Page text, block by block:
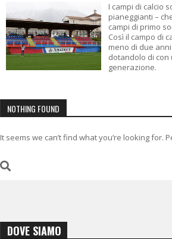
I campi di calcio
pianeggianti –
campi di primo
Così il campo di
meno di due
dotandolo di con
generazione.
NOTHING FOUND
It seems we can’t find what you’re looking for.
DOVE SIAMO